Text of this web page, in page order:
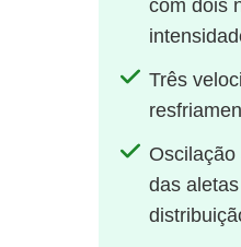
com dois
Três
das